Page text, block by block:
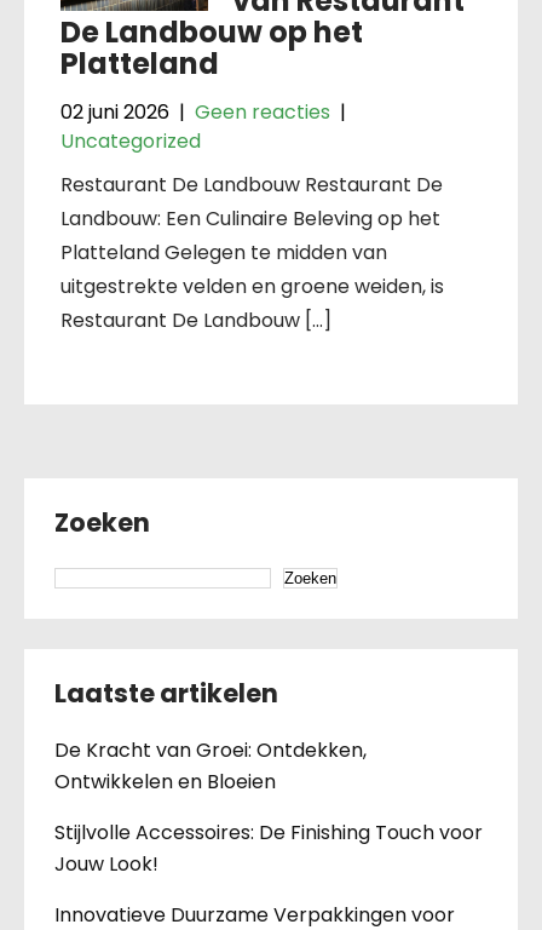
De Landbouw op het
Platteland
02 juni 2026 | Geen reacties |
Uncategorized
Restaurant De Landbouw Restaurant De
Landbouw: Een Culinaire Beleving op het
Platteland Gelegen te midden van
uitgestrekte velden en groene weiden, is
Restaurant De Landbouw […]
Zoeken
Zoeken
Laatste artikelen
De Kracht van Groei: Ontdekken,
Ontwikkelen en Bloeien
Stijlvolle Accessoires: De Finishing Touch voor
Jouw Look!
Innovatieve Duurzame Verpakkingen voor